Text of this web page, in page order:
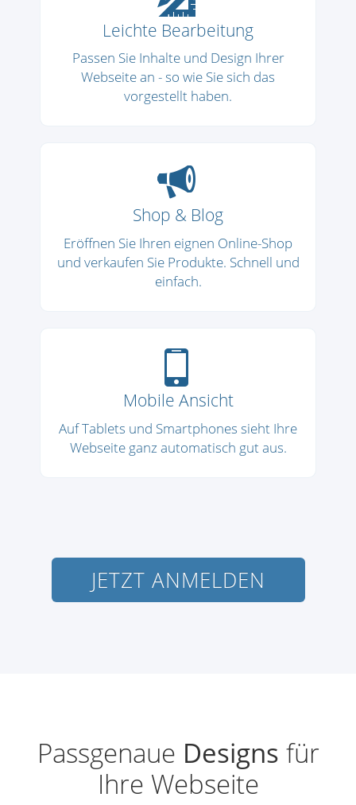
Leichte Bearbeitung
Passen Sie Inhalte und Design Ihrer
Webseite an - so wie Sie sich das
vorgestellt haben.
Shop & Blog
Eröffnen Sie Ihren eignen Online-Shop
und verkaufen Sie Produkte. Schnell und
einfach.
Mobile Ansicht
Auf Tablets und Smartphones sieht Ihre
Webseite ganz automatisch gut aus.
JETZT ANMELDEN
Passgenaue Designs für
Ihre Webseite